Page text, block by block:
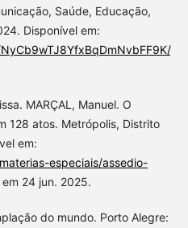
Saúde, Educação,
Disponível em:
MARÇAL, Manuel. O
128 atos. Metrópolis, Distrito
em:
especiais/assedio-
24 jun. 2025.
do mundo. Porto Alegre: